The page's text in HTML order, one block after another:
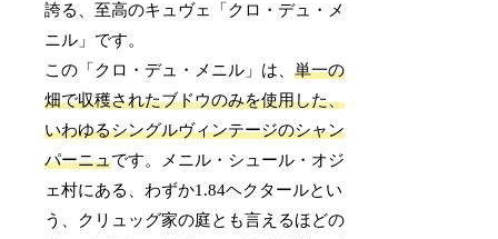
誇る、至高のキュヴェ「クロ・デュ・メ
ニル」です。
この「クロ・デュ・メニル」は、単一の
畑で収穫されたブドウのみを使用した、
いわゆるシングルヴィンテージのシャン
パーニュです。メニル・シュール・オジ
ェ村にある、わずか1.84ヘクタールとい
う、クリュッグ家の庭とも言えるほどの